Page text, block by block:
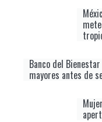
Banco del
mayores antes de